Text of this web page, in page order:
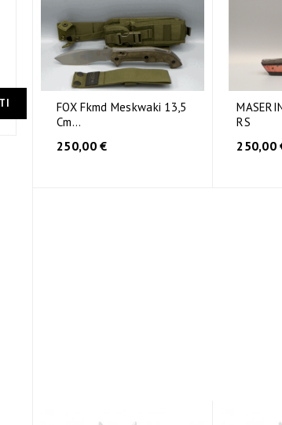
FOX Fkmd Meskwaki 13,5
Cm...
250,00 €
RS
250,00